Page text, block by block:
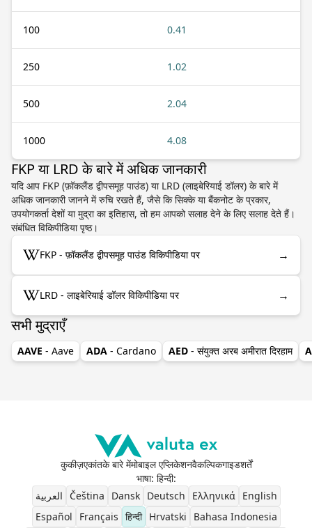
100 0.41
250 1.02
500 2.04
1000 4.08
FKP या LRD के बारे में अधिक जानकारी
यदि आप FKP (फ़ॉकलैंड द्वीपसमूह पाउंड) या LRD (लाइबेरियाई डॉलर) के बारे में
अधिक जानकारी जानने में रुचि रखते हैं, जैसे कि सिक्के या बैंकनोट के प्रकार,
उपयोगकर्ता देशों या मुद्रा का इतिहास, तो हम आपको सलाह देने के लिए सलाह देते हैं।
संबंधित विकिपीडिया पृष्ठ।
FKP - फ़ॉकलैंड द्वीपसमूह पाउंड विकिपीडिया पर →
LRD - लाइबेरियाई डॉलर विकिपीडिया पर →
सभी मुद्राएँ
AAVE - Aave ADA - Cardano AED - संयुक्त अरब अमीरात दिरहाम
कुकीज़एकांतके बारे मेंमोबाइल एप्लिकेशनवैकल्पिकगाइडशर्तें
भाषा: हिन्दी:
العربية
Čeština Dansk Deutsch Ελληνικά
English
Español
Français हिन्दी Hrvatski Bahasa Indonesia